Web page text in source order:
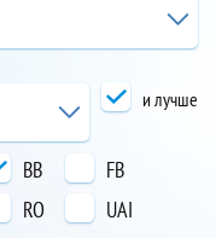
и лучше
BB
FB
RO UAI